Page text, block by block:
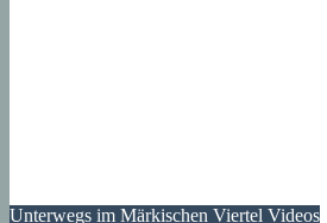
Unterwegs im Märkischen Viertel Videos